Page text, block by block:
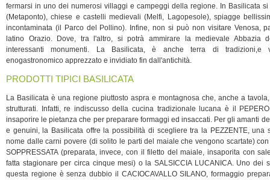
fermarsi in uno dei numerosi villaggi e campeggi della regione. In Basilicata
(Metaponto), chiese e castelli medievali (Melfi, Lagopesole), spiagge
incontaminata (il Parco del Pollino). Infine, non si può non visitare Venosa,
latino Orazio. Dove, tra l'altro, si potrà ammirare la medievale Abbazia
interessanti monumenti. La Basilicata, è anche terra di tradizioni,e
enogastronomico apprezzato e invidiato fin dall'antichità.
PRODOTTI TIPICI BASILICATA
La Basilicata è una regione piuttosto aspra e montagnosa che, anche a
strutturati. Infatti, re indiscusso della cucina tradizionale lucana è il
insaporire le pietanza che per preparare formaggi ed insaccati. Per gli amanti
e genuini, la Basilicata offre la possibilità di scegliere tra la PEZZENTE, una
nome dalle carni povere (di solito le parti del maiale che vengono scartate)
SOPPRESSATA (preparata, invece, con il filetto del maiale, insaporita con
fatta stagionare per circa cinque mesi) o la SALSICCIA LUCANICA. Uno dei
questa regione è senza dubbio il CACIOCAVALLO SILANO, formaggio